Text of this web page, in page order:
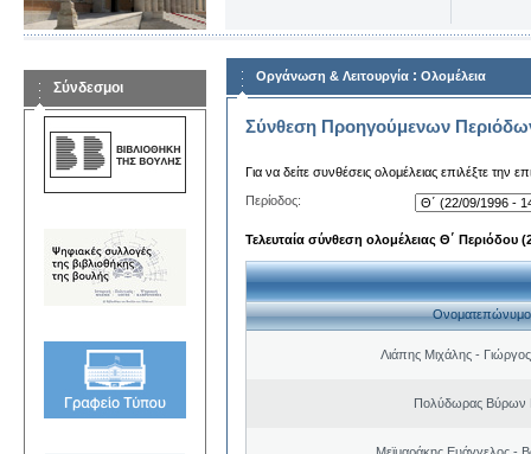
Σύνδεσμοι
Οργάνωση & Λειτουργία : Ολομέλεια
Σύνθεση Προηγούμενων
Για να δείτε συνθέσεις ολομέλειας επιλέξτε την
Περίοδος:
Τελευταία σύνθεση ολομέλειας Θ΄ Περιόδου
Ονοματεπώνυμο
Λιάπης Μιχάλης -
Πολύδωρας Βύρων